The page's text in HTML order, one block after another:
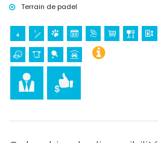
Terrain de padel